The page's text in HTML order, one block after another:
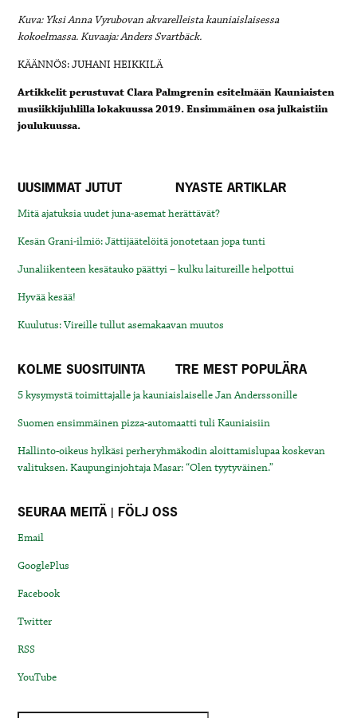
Kuva: Yksi Anna Vyrubovan akvarelleista kauniaislaisessa
kokoelmassa. Kuvaaja: Anders Svartbäck.
KÄÄNNÖS: JUHANI HEIKKILÄ
Artikkelit perustuvat Clara Palmgrenin esitelmään Kauniaisten
musiikkijuhlilla lokakuussa 2019. Ensimmäinen osa julkaistiin
joulukuussa.
UUSIMMAT JUTUT NYASTE ARTIKLAR
Mitä ajatuksia uudet juna-asemat herättävät?
Kesän Grani-ilmiö: Jättijäätelöitä jonotetaan jopa tunti
Junaliikenteen kesätauko päättyi – kulku laitureille helpottui
Hyvää kesää!
Kuulutus: Vireille tullut asemakaavan muutos
KOLME SUOSITUINTA TRE MEST POPULÄRA
5 kysymystä toimittajalle ja kauniaislaiselle Jan Anderssonille
Suomen ensimmäinen pizza-automaatti tuli Kauniaisiin
Hallinto-oikeus hylkäsi perheryhmäkodin aloittamislupaa koskevan
valituksen. Kaupunginjohtaja Masar: “Olen tyytyväinen.”
SEURAA MEITÄ | FÖLJ OSS
Email
GooglePlus
Facebook
Twitter
RSS
YouTube